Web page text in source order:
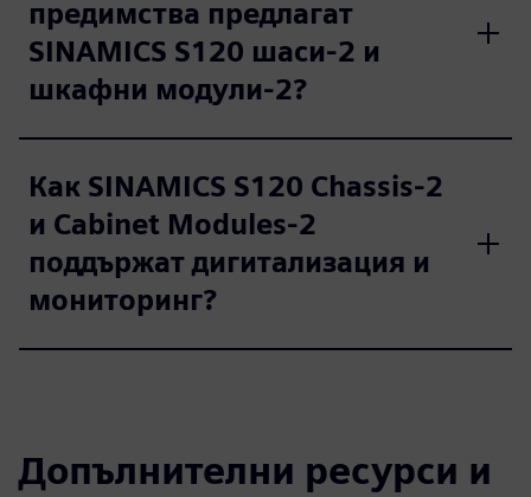
предимства предлагат
SINAMICS S120 шаси-2 и
шкафни модули-2?
Как SINAMICS S120 Chassis-2
и Cabinet Modules-2
поддържат дигитализация и
мониторинг?
Допълнителни ресурси и